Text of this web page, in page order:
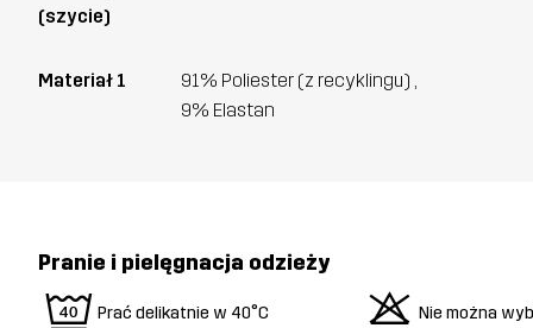
(szycie)
Materiał 1
91% Poliester (z recyklingu) ,
9% Elastan
Pranie i pielęgnacja odzieży
9 Prać delikatnie w 40°C o Nie można